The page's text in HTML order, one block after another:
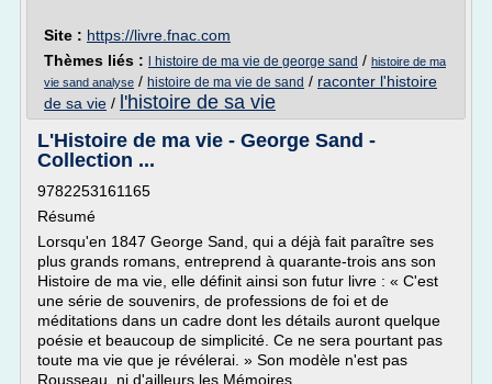
Site : https://livre.fnac.com
Thèmes liés :
l histoire de ma vie de george sand / histoire de ma
vie sand analyse / histoire de ma vie de sand / raconter l'histoire
de sa vie / l'histoire de sa vie
L'Histoire de ma vie - George Sand -
Collection ...
9782253161165
Résumé
Lorsqu'en 1847 George Sand, qui a déjà fait paraître ses
plus grands romans, entreprend à quarante-trois ans son
Histoire de ma vie, elle définit ainsi son futur livre : « C'est
une série de souvenirs, de professions de foi et de
méditations dans un cadre dont les détails auront quelque
poésie et beaucoup de simplicité. Ce ne sera pourtant pas
toute ma vie que je révélerai. » Son modèle n'est pas
Rousseau, ni d'ailleurs les Mémoires...